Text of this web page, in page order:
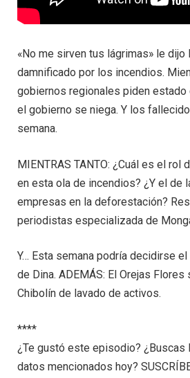
«No me sirven tus lágrimas» le dijo
damnificado por los incendios.
gobiernos regionales piden estado
el gobierno se niega. Y los
semana.
MIENTRAS TANTO: ¿Cuál es el rol
en esta ola de incendios? ¿Y el de
empresas en la deforestación?
periodistas especializada de
Y… Esta semana podría decidirse
de Dina. ADEMÁS: El Orejas
Chibolín de lavado de activos.
****
¿Te gustó este episodio?
datos mencionados hoy?